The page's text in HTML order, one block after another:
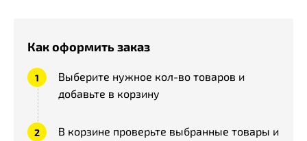
Как оформить заказ
Выберите нужное кол-во товаров и
добавьте в корзину
В корзине проверьте выбранные товары и